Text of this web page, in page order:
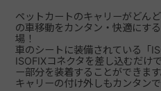
ペットカートのキャリーがどん
の車移動をカンタン・快適にす
場！
車のシートに装備されている「
ISOFIXコネクタを差し込むだけ
ー部分を装着することができます
キャリーの付け外しもカンタンで